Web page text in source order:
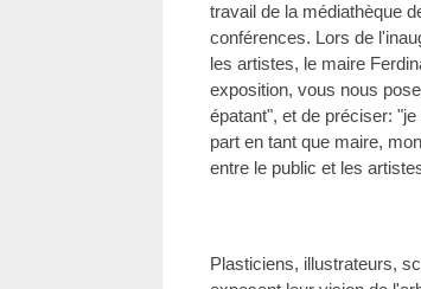
travail de la médiathèque
conférences. Lors de
les artistes, le maire
exposition, vous nous
épatant", et de préciser:
part en tant que maire,
entre le public et les
Plasticiens, illustrateurs,